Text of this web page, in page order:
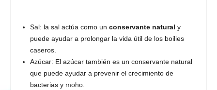
Sal: la sal actúa como un conservante natural y
puede ayudar a prolongar la vida útil de los boilies
caseros.
Azúcar: El azúcar también es un conservante natural
que puede ayudar a prevenir el crecimiento de
bacterias y moho.